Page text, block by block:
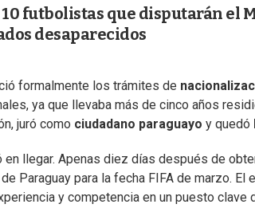
10 futbolistas que disputarán el
desaparecidos
formalmente los trámites de
ya que llevaba más de cinco años
juró como ciudadano paraguayo y quedó
en llegar. Apenas diez días después de
Paraguay para la fecha FIFA de marzo. El
y competencia en un puesto clave